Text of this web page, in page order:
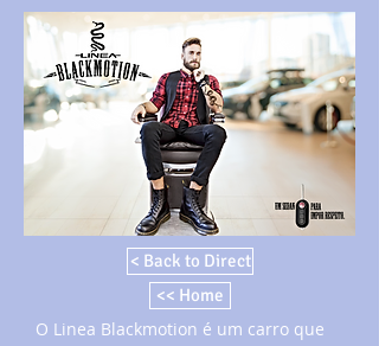
< Back to Direct
<< Home
O Linea Blackmotion é um carro que